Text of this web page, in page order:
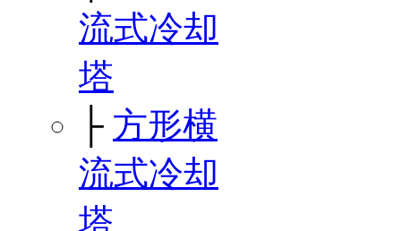
流式冷却
塔
├ 方形横
流式冷却
塔